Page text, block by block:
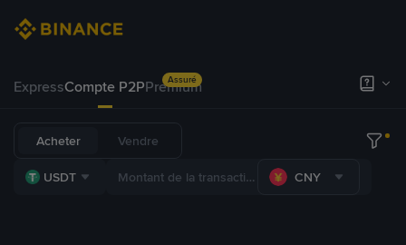
ExpressCompte P2PPremium
Assuré
Acheter Vendre
USDT CNY